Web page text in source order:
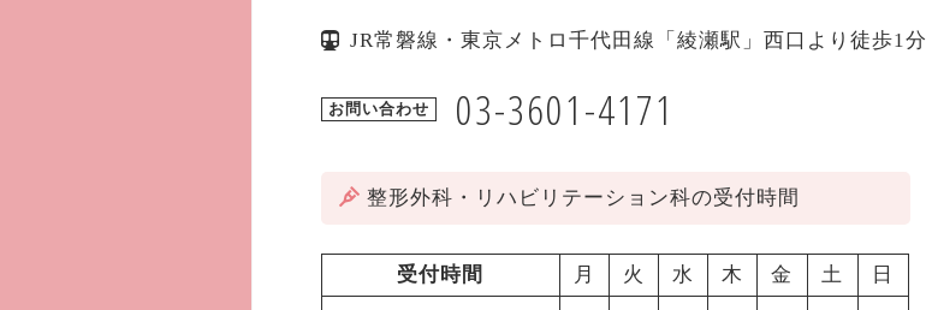
JR常磐線・東京メトロ千代田線「綾瀬駅」西口より徒歩1分
お問い合わせ 03-3601-4171
整形外科・リハビリテーション科の受付時間
受付時間 月 火 水 木 金 土 日